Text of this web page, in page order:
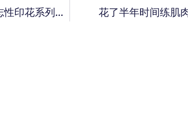
李现演绎全新 CELINE TRIOMPHE CANVAS 标志性印花系列手袋。 花了半年时间练肌